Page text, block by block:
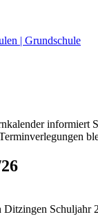
| Grundschule
informiert